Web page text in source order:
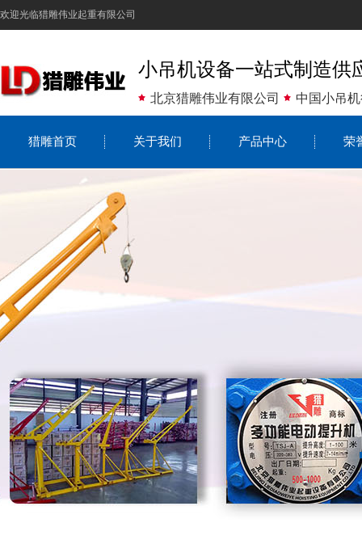
欢迎光临猎雕伟业起重有限公司
小吊机设备一站式制造供
北京猎雕伟业有限公司 中国小吊
猎雕首页 关于我们 产品中心 荣